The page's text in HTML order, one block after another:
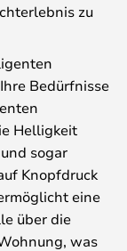
zu
Bedürfnisse
Helligkeit
sogar
Knopfdruck
eine
über die
was